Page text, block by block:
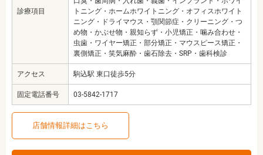
診療項目
トニング・ホームホワイトニング・オフィスホワイト
ニング・ドライマウス・顎関節症・クリーニング・つ
め物・かぶせ物・親知らず・小児矯正・噛み合わせ・
虫歯・ワイヤー矯正・部分矯正・マウスピース矯正・
裏側矯正・笑気麻酔・歯石除去・SRP・歯科検診
アクセス 駒込駅 東口徒歩5分
固定電話番号 03-5842-1717
店舗情報詳細はこちら